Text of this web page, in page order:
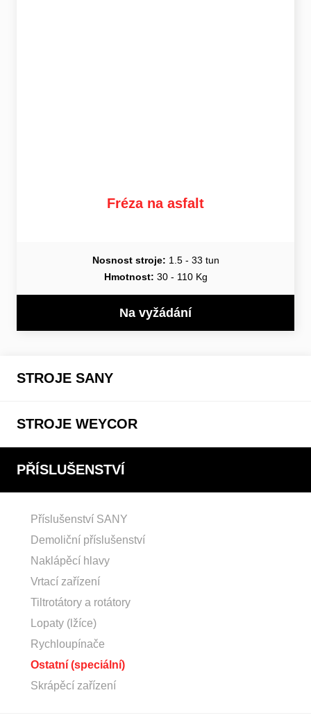
Fréza na asfalt
Nosnost stroje: 1.5 - 33 tun
Hmotnost: 30 - 110 Kg
Na vyžádání
STROJE SANY
STROJE WEYCOR
PŘÍSLUŠENSTVÍ
Příslušenství SANY
Demoliční příslušenství
Naklápěcí hlavy
Vrtací zařízení
Tiltrotátory a rotátory
Lopaty (lžíce)
Rychloupínače
Ostatní (speciální)
Skrápěcí zařízení